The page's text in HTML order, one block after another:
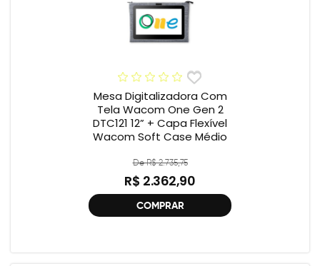
Mesa Digitalizadora Com
Tela Wacom One Gen 2
DTC121 12” + Capa Flexível
Wacom Soft Case Médio
De R$ 2.735,75
R$ 2.362,90
COMPRAR